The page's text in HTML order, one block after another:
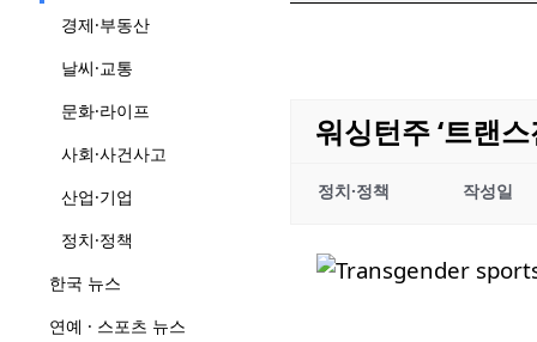
경제·부동산
날씨·교통
문화·라이프
사회·사건사고
산업·기업
정치·정책
한국 뉴스
연예 · 스포츠 뉴스
워싱턴주 ‘트랜
정치·정책 작성일